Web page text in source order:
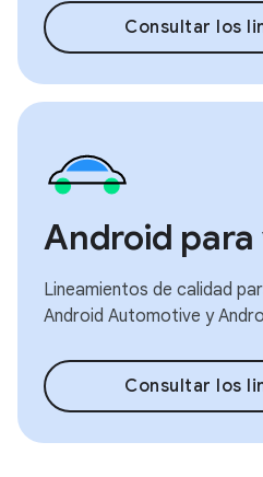
Consultar los
Android para
Lineamientos de calidad
Android Automotive y
Consultar los